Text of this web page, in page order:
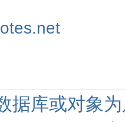
据库或对象